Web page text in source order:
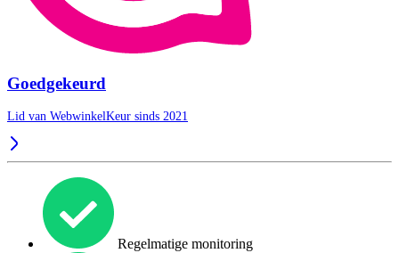
Goedgekeurd
Lid van WebwinkelKeur sinds 2021
Regelmatige monitoring